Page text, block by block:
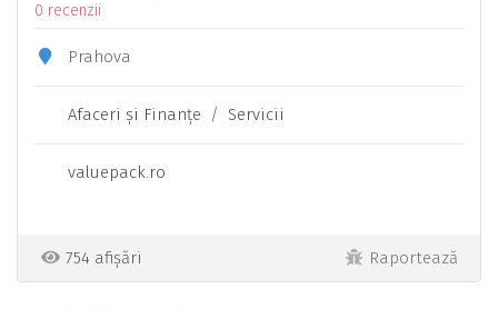
0 recenzii
Prahova
Afaceri şi Finanţe / Servicii
valuepack.ro
754 afișări Raportează